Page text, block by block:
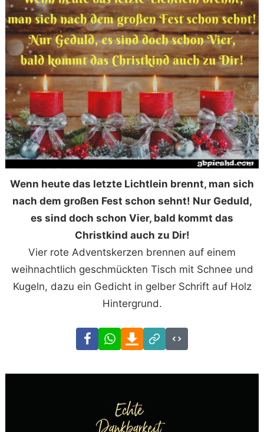
Wenn heute das letzte Lichtlein brennt, man sich
nach dem großen Fest schon sehnt! Nur Geduld,
es sind doch schon Vier, bald kommt das
Christkind auch zu Dir!
Vier rote Adventskerzen brennen auf einem
weihnachtlich geschmückten Tisch mit Schnee und
Kugeln, dazu ein Gedicht in gelber Schrift auf Holz
Hintergrund.
FacebookWhatsAppDownload
Link
Code